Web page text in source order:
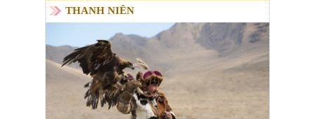
THANH NIÊN